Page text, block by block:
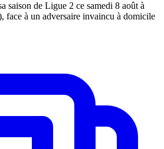
saison de Ligue 2 ce samedi 8 août à
face à un adversaire invaincu à domicile